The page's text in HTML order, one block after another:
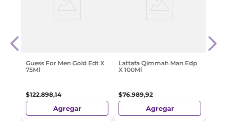
Guess For Men Gold Edt X
75Ml
$122.898,14
Agregar
Lattafa Qimmah Man Edp
X 100Ml
$76.989,92
Agregar